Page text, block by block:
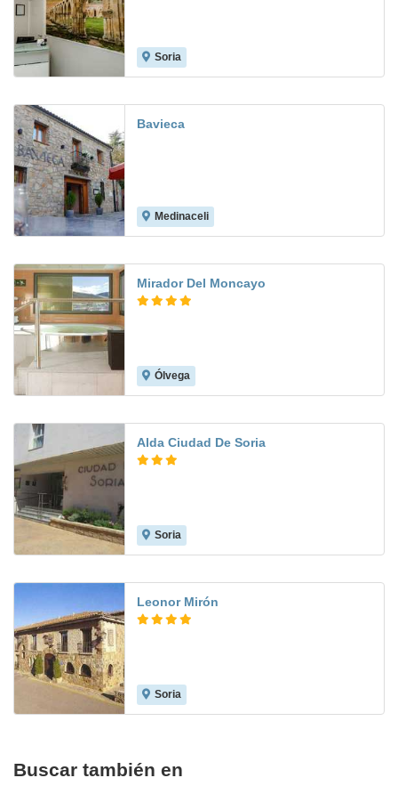
Soria
Bavieca
Medinaceli
Mirador Del Moncayo
Ólvega
Alda Ciudad De Soria
Soria
Leonor Mirón
Soria
Buscar también en